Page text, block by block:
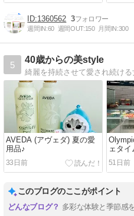
1360562 3
週間IN:60 週間OUT:150 月間IN:300
5
40歳からの美style
AVEDA (アヴェダ) 夏の愛
用品♪
33日前
ェタイ
51日前
このブログのここがポイント
多彩な体験と季節感